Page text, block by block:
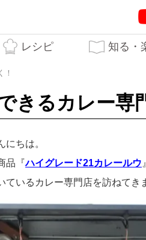
レシピ 知る・
！
きるカレー専
にちは。
品『ハイグレード21カレールウ
ているカレー専門店を訪ねてき